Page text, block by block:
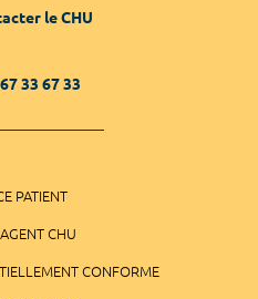
le CHU
33 67 33
PATIENT
CHU
CONFORME